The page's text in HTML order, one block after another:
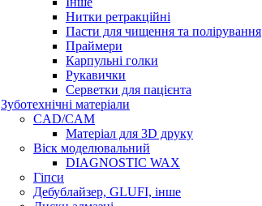
Нитки ретракційні
Пасти для чищення та полірування
Праймери
Карпульні голки
Рукавички
Серветки для пацієнта
Зуботехнічні матеріали
CAD/CAM
Матеріал для 3D друку
Віск моделювальний
DIAGNOSTIC WAX
Гіпси
Дебублайзер, GLUFI, інше